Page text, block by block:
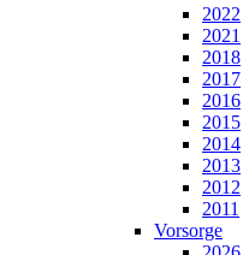
2022
2021
2018
2017
2016
2015
2014
2013
2012
2011
Vorsorge